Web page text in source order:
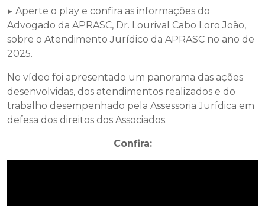
▶️ Aperte o play e confira as informações do
Advogado da APRASC, Dr. Lourival Cabo Loro João,
sobre o Atendimento Jurídico da APRASC no ano de
2025.
No vídeo foi apresentado um panorama das ações
desenvolvidas, dos atendimentos realizados e do
trabalho desempenhado pela Assessoria Jurídica em
defesa dos direitos dos Associados.
Confira: